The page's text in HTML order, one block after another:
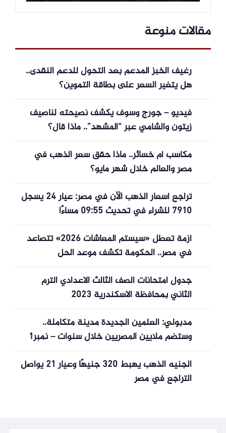
مقالات منوعة
رغيف الخبز المدعم بعد التحول للدعم النقدى..
هل يتغير السعر على بطاقة التموين؟
فيديو – جورج وسوف يكشف نصيحته لناصيف
زيتون والشامي عبر “المشهد”.. ماذا قال؟
مكاسب أم خسائر.. ماذا حقق سعر الذهب في
مصر والعالم خلال شهر مايو؟
تراجع أسعار الذهب الآن في مصر: عيار 24 يسجل
7910 للشراء في تحديث 09:55 مساءًا
أزمة تعطل «سيستم المعاشات 2026» تتصاعد
في مصر.. الحكومة تكشف موعد الحل
جدول امتحانات الصف الثالث الاعدادي الترم
الثاني بمحافظة الاسكندرية 2023
مدبولي: العلمين الجديدة مدينة متكاملة..
وستضم ملايين المصريين خلال سنوات – نمبر١
نيوز
الجنيه الذهب يهبط 320 جنيهًا وعيار 21 يواصل
التراجع في مصر